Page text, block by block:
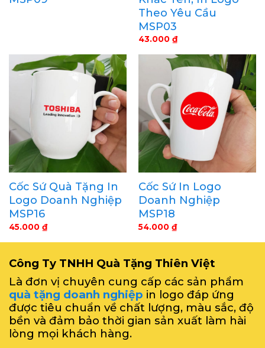
Theo Yêu Cầu
MSP03
43.000 ₫
Cốc Sứ Quà Tặng In
Logo Doanh Nghiệp
MSP16
45.000 ₫
Cốc Sứ In Logo
Doanh Nghiệp
MSP18
54.000 ₫
Công Ty TNHH Quà Tặng Thiên Việt
Là đơn vị chuyên cung cấp các sản phẩm
quà tặng doanh nghiệp in logo đáp ứng
được tiêu chuẩn về chất lượng, màu sắc, độ
bền và đảm bảo thời gian sản xuất làm hài
lòng mọi khách hàng.